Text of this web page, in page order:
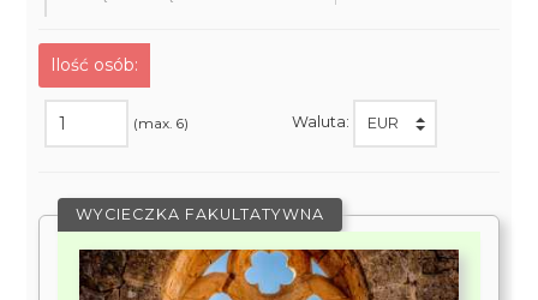
Ilość osób:
(max. 6) Waluta:
WYCIECZKA FAKULTATYWNA